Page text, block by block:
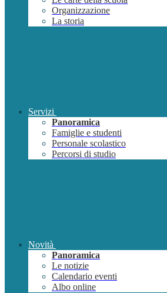
Organizzazione
La storia
Servizi
Panoramica
Famiglie e studenti
Personale scolastico
Percorsi di studio
Novità
Panoramica
Le notizie
Calendario eventi
Albo online